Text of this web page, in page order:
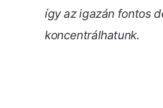
így az igazán fontos
koncentrálhatunk.